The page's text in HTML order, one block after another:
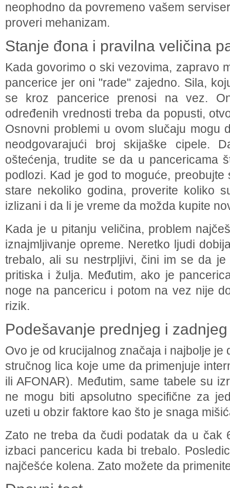
neophodno da povremeno vašem
proveri mehanizam.
Stanje đona i pravilna veličina
Kada govorimo o ski vezovima, zapravo
pancerice jer oni "rade" zajedno. Sila,
se kroz pancerice prenosi na vez.
određenih vrednosti treba da popusti,
Osnovni problemi u ovom slučaju mogu
neodgovarajući broj skijaške cipele.
oštećenja, trudite se da u pancericama
podlozi. Kad je god to moguće,
stare nekoliko godina, proverite koliko
izlizani i da li je vreme da možda kupite
Kada je u pitanju veličina, problem
iznajmljivanje opreme. Neretko ljudi
trebalo, ali su nestrpljivi, čini im se da
pritiska i žulja. Međutim, ako je
noge na pancericu i potom na vez nije
rizik.
Podešavanje prednjeg i
Ovo je od krucijalnog značaja i najbolje je
stručnog lica koje ume da primenjuje
ili AFONAR). Međutim, same tabele su
ne mogu biti apsolutno specifične za
uzeti u obzir faktore kao što je snaga
Zato ne treba da čudi podatak da u čak
izbaci pancericu kada bi trebalo.
najčešće kolena. Zato možete da